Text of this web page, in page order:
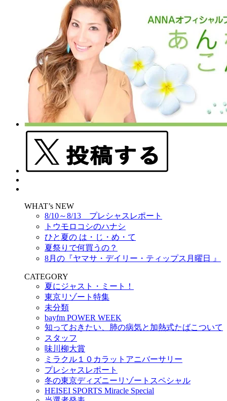
WHAT’s NEW
8/10～8/13 プレシャスレポート
トウモロコシのハナシ
ひと夏の は・じ・め・て
夏祭りで何買うの？
8月の『ヤマサ・デイリー・ティップス月曜日 』
CATEGORY
夏にジャスト・ミート！
東京リゾート特集
未分類
bayfm POWER WEEK
知っておきたい、肺の病気と加熱式たばこついて
スタッフ
味川柳大賞
ミラクル１０カラットアニバーサリー
プレシャスレポート
冬の東京ディズニーリゾートスペシャル
HEISEI SPORTS Miracle Special